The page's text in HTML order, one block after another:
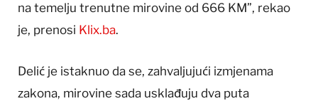
na temelju trenutne mirovine od 666 KM”, rekao
je, prenosi Klix.ba.
Delić je istaknuo da se, zahvaljujući izmjenama
zakona, mirovine sada usklađuju dva puta